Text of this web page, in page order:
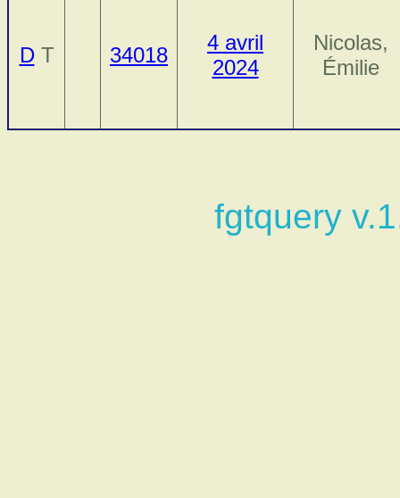
DT 34018
4 avril
2024
Nicolas,
Émilie
fgtquery